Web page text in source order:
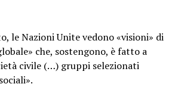
le Nazioni Unite vedono «visioni» di
che, sostengono, è fatto a
civile (…) gruppi selezionati